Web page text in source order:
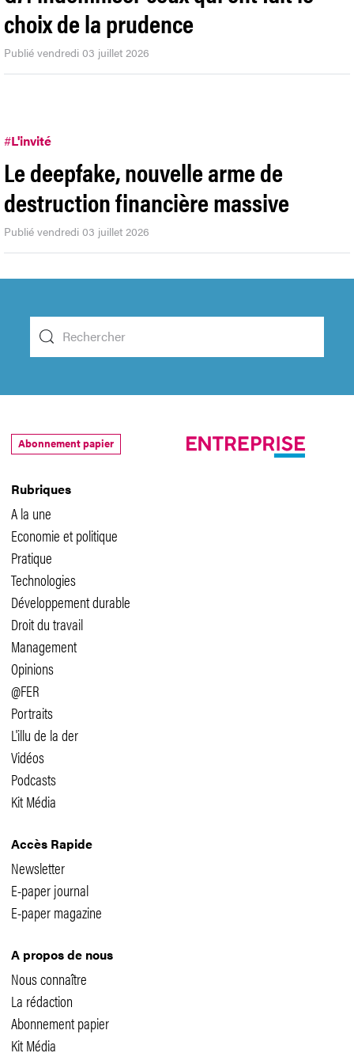
choix de la prudence
Publié vendredi 03 juillet 2026
#L'invité
Le deepfake, nouvelle arme de
destruction financière massive
Publié vendredi 03 juillet 2026
Rubriques
A la une
Economie et politique
Pratique
Technologies
Développement durable
Droit du travail
Management
Opinions
@FER
Portraits
L'illu de la der
Vidéos
Podcasts
Kit Média
Accès Rapide
Newsletter
E-paper journal
E-paper magazine
A propos de nous
Nous connaître
La rédaction
Abonnement papier
Kit Média
Abonnement papier